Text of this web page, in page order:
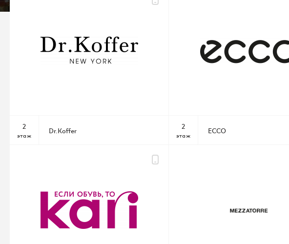
info@raikinplaza.ru КАК
2
этаж Dr.Koffer 2
этаж ECCO